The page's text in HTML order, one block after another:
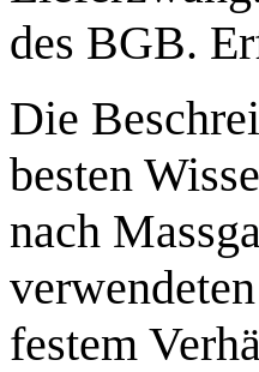
des BGB.
Die
besten
nach
festem